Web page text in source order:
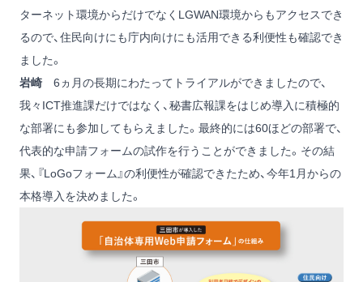
ターネット環境からだけでなくLGWAN環境からもアクセスでき
るので、住民向けにも庁内向けにも活用できる利便性も確認でき
ました。
岩崎 6ヵ月の長期にわたってトライアルができましたので、
我々ICT推進課だけではなく、秘書広報課をはじめ導入に積極的
な部署にも参加してもらえました。最終的には60ほどの部署で、
代表的な申請フォームの試作を行うことができました。その結
果、『LoGoフォーム』の利便性が確認できたため、今年1月からの
本格導入を決めました。